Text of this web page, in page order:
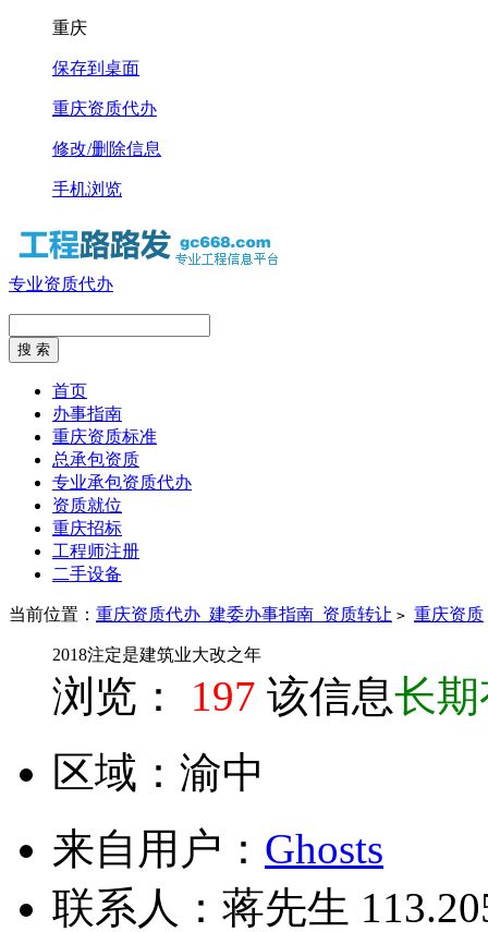
重庆
保存到桌面
重庆资质代办
修改/删除信息
手机浏览
专业资质代办
首页
办事指南
重庆资质标准
总承包资质
专业承包资质代办
资质就位
重庆招标
工程师注册
二手设备
当前位置： 重庆资质代办_建委办事指南_资质转让 > 重庆资质
2018注定是建筑业大改之年
浏览： 197 该信息长
区域： 渝中
来自用户： Ghosts
联系人： 蒋先生